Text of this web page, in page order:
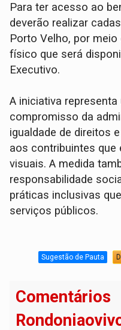
Para ter acesso ao
deverão realizar
Porto Velho, por
físico que será
Executivo.
A iniciativa
compromisso da
igualdade de direitos
aos contribuintes
visuais. A medida
responsabilidade
práticas inclusivas
serviços públicos.
Sugestão de Pauta
Comentários